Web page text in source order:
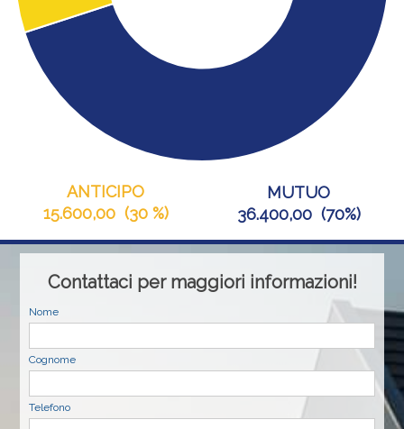
ANTICIPO
15.600,00(30 %)
MUTUO
36.400,00(70%)
Contattaci per maggiori informazioni!
Nome
Cognome
Telefono